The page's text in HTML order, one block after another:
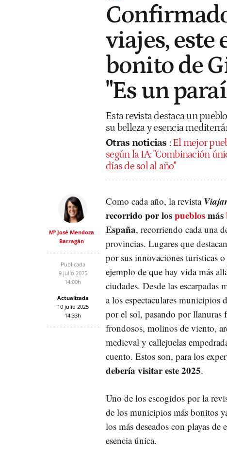
viajes, este
bonito de
"Es un
Esta revista destaca un
su belleza y esencia
Otras noticias : El mejor
según la IA: "Combinación
días de sol al año"
Mª José Mendoza
Barragán
Publicada
9 julio 2025
14:00h
Actualizada
10 julio 2025
14:33h
Como cada año, la revista
recorrido por lospueblosmás
España, recorriendo cada una
provincias. Lugares que
por sus innovaciones turísticas
ejemplo de que hay vida más
ciudades. Desde las escarpadas
a los espectaculares municipios
por el sol, pasando por llanuras
frondosos, molinos de viento,
medieval y callejuelas
cuento. Estos son, para los
debería visitar este 2025.
Uno de los escogidos por la
de los municipios más bonitos
los más deseados con playas
esencia única.